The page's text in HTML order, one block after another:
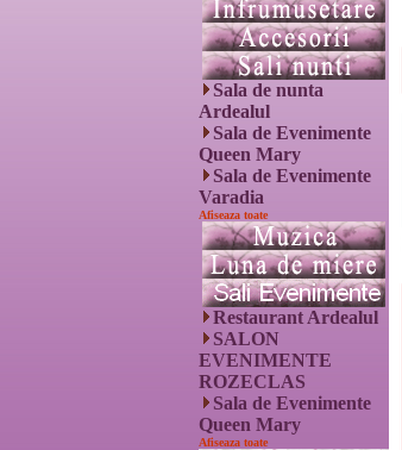
Sala de nunta
Ardealul
Sala de Evenimente
Queen Mary
Sala de Evenimente
Varadia
Afiseaza toate
Restaurant Ardealul
SALON
EVENIMENTE
ROZECLAS
Sala de Evenimente
Queen Mary
Afiseaza toate